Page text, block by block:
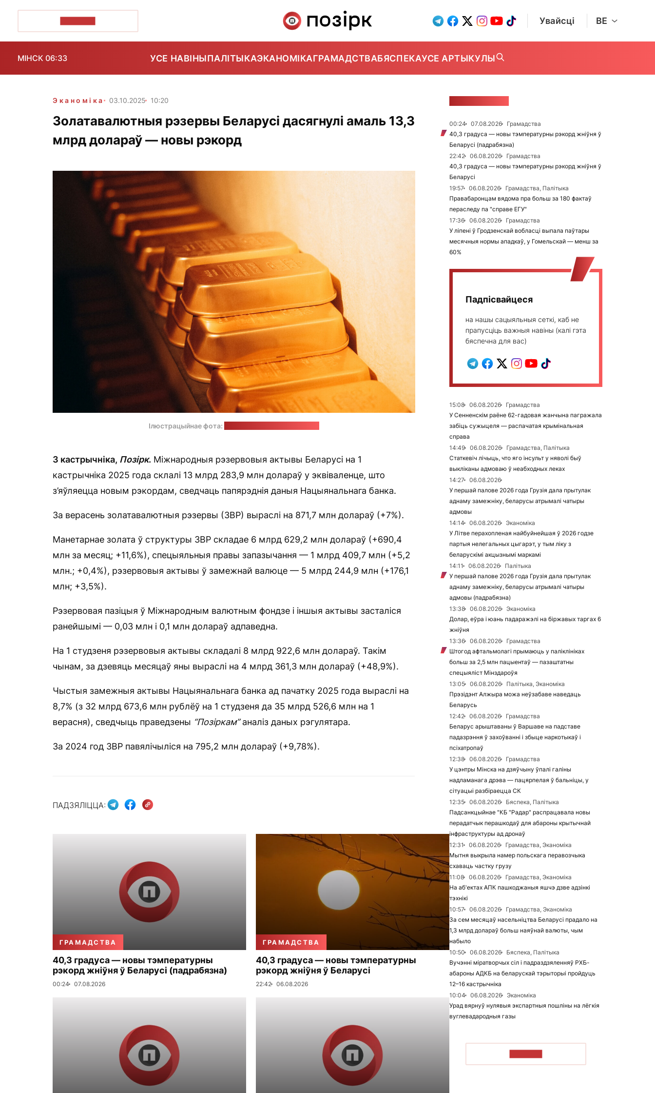
Увайсці BE
МІНСК 06:33 УСЕ НАВІНЫПАЛІТЫКАЭКАНОМІКАГРАМАДСТВАБЯСПЕКАУСЕ АРТЫКУЛЫ
Эканоміка 03.10.2025 10:20
Золатавалютныя рэзервы Беларусі дасягнулі амаль 13,3
млрд долараў — новы рэкорд
Ілюстрацыйнае фота:
3 кастрычніка, Позірк. Міжнародныя рэзервовыя актывы Беларусі на 1
кастрычніка 2025 года склалі 13 млрд 283,9 млн долараў у эквіваленце, што
з’яўляецца новым рэкордам, сведчаць папярэднія даныя Нацыянальнага банка.
За верасень золатавалютныя рэзервы (ЗВР) выраслі на 871,7 млн ​​долараў (+7%).
Манетарнае золата ў структуры ЗВР складае 6 млрд 629,2 млн долараў (+690,4
млн за месяц; +11,6%), спецыяльныя правы запазычання — 1 млрд 409,7 млн (+5,2
млн.; +0,4%), рэзервовыя актывы ў замежнай валюце — 5 млрд 244,9 млн (+176,1
млн; +3,5%).
Рэзервовая пазіцыя ў Міжнародным валютным фондзе і іншыя актывы засталіся
ранейшымі — 0,03 млн і 0,1 млн долараў адпаведна.
На 1 студзеня рэзервовыя актывы складалі 8 млрд 922,6 млн долараў. Такім
чынам, за дзевяць месяцаў яны выраслі на 4 млрд 361,3 млн долараў (+48,9%).
Чыстыя замежныя актывы Нацыянальнага банка ад пачатку 2025 года выраслі на
8,7% (з 32 млрд 673,6 млн рублёў на 1 студзеня да 35 млрд 526,6 млн на 1
верасня), сведчыць праведзены “Позіркам”аналіз даных рэгулятара.
За 2024 год ЗВР павялічыліся на 795,2 млн долараў (+9,78%).
ПАДЗЯЛІЦЦА:
ГРАМАДСТВА
40,3 градуса — новы тэмпературны
рэкорд жніўня ў Беларусі (падрабязна)
00:24 07.08.2026
ГРАМАДСТВА
40,3 градуса — новы тэмпературны
рэкорд жніўня ў Беларусі
22:42 06.08.2026
00:24 07.08.2026
Грамадства
40,3 градуса — новы тэмпературны рэкорд жніўня ў
Беларусі (падрабязна)
22:42
06.08.2026
Грамадства
40,3 градуса — новы тэмпературны рэкорд жніўня ў
Беларусі
19:57
06.08.2026
Грамадства, Палітыка
Правабаронцам вядома пра больш за 180 фактаў
пераследу па "справе ЕГУ"
17:36
06.08.2026
Грамадства
У ліпені ў Гродзенскай вобласці выпала паўтары
месячныя нормы ападкаў, у Гомельскай — менш за
60%
Падпісвайцеся
на нашы сацыяльныя сеткі, каб не
прапусціць важныя навіны (калі гэта
бяспечна для вас)
15:08 06.08.2026
Грамадства
У Сенненскім раёне 62-гадовая жанчына пагражала
забіць сужыцеля — распачатая крымінальная
справа
14:49
06.08.2026
Грамадства, Палітыка
Статкевіч лічыць, что яго інсульт у няволі быў
выкліканы адмоваю ў неабходных леках
14:27
06.08.2026
У першай палове 2026 года Грузія дала прытулак
аднаму замежніку, беларусы атрымалі чатыры
адмовы
14:14
06.08.2026
Эканоміка
У Літве перахопленая найбуйнейшая ў 2026 годзе
партыя нелегальных цыгарэт, у тым ліку з
беларускімі акцызнымі маркамі
14:11
06.08.2026
Палітыка
У першай палове 2026 года Грузія дала прытулак
аднаму замежніку, беларусы атрымалі чатыры
адмовы (падрабязна)
13:38
06.08.2026
Эканоміка
Долар, еўра і юань падаражэлі на біржавых таргах 6
жніўня
13:36
06.08.2026
Грамадства
Штогод афтальмолагі прымаюць у паліклініках
больш за 2,5 млн пацыентаў — пазаштатны
спецыяліст Мінздароўя
13:05
06.08.2026
Палітыка, Эканоміка
Прэзідэнт Алжыра можа неўзабаве наведаць
Беларусь
12:42
06.08.2026
Грамадства
Беларус арыштаваны ў Варшаве на падставе
падазрэння ў захоўванні і збыце наркотыкаў і
псіхатропаў
12:38
06.08.2026
Грамадства
У цэнтры Мінска на дзяўчыну ўпалі галіны
надламанага дрэва — пацярпелая ў бальніцы, у
сітуацыі разбіраецца СК
12:35
06.08.2026
Бяспека, Палітыка
Падсанкцыйнае "КБ "Радар" распрацавала новы
перадатчык перашкодаў для абароны крытычнай
інфраструктуры ад дронаў
12:31
06.08.2026
Грамадства, Эканоміка
Мытня выкрыла намер польскага перавозчыка
схаваць частку грузу
11:08
06.08.2026
Грамадства, Эканоміка
На аб'ектах АПК пашкоджаныя яшчэ дзве адзінкі
тэхнікі
10:57
06.08.2026
Грамадства, Эканоміка
За сем месяцаў насельніцтва Беларусі прадало на
1,3 млрд долараў больш наяўнай валюты, чым
набыло
10:50
06.08.2026
Бяспека, Палітыка
Вучэнні міратворчых сіл і падраздзяленняў РХБ-
абароны АДКБ на беларускай тэрыторыі пройдуць
12–16 кастрычніка
10:04
06.08.2026
Эканоміка
Урад вярнуў нулявыя экспартныя пошліны на лёгкія
вуглевадародныя газы